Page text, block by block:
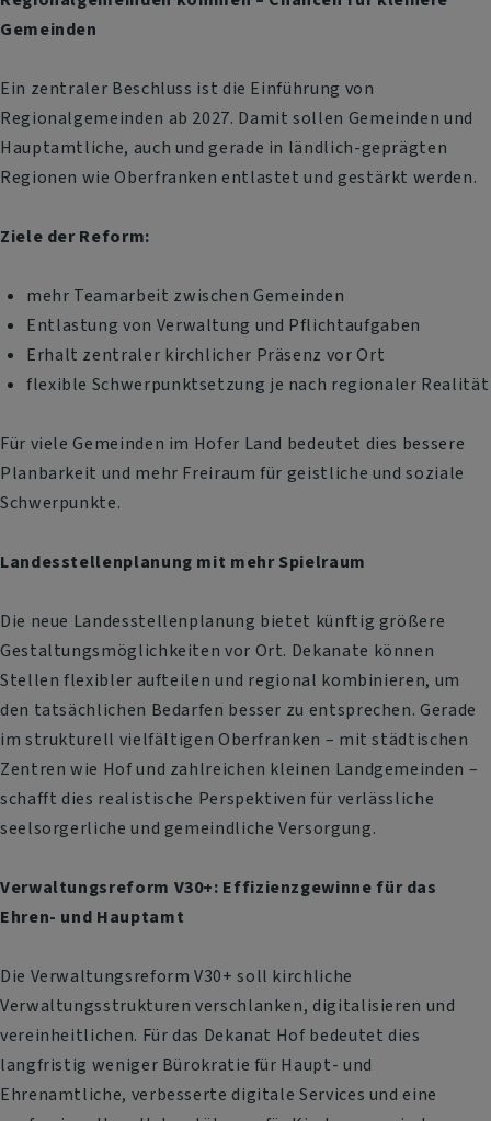
Gemeinden
Ein zentraler Beschluss ist die Einführung von
Regionalgemeinden ab 2027. Damit sollen Gemeinden und
Hauptamtliche, auch und gerade in ländlich-geprägten
Regionen wie Oberfranken entlastet und gestärkt werden.
Ziele der Reform:
mehr Teamarbeit zwischen Gemeinden
Entlastung von Verwaltung und Pflichtaufgaben
Erhalt zentraler kirchlicher Präsenz vor Ort
flexible Schwerpunktsetzung je nach regionaler Realität
Für viele Gemeinden im Hofer Land bedeutet dies bessere
Planbarkeit und mehr Freiraum für geistliche und soziale
Schwerpunkte.
Landesstellenplanung mit mehr Spielraum
Die neue Landesstellenplanung bietet künftig größere
Gestaltungsmöglichkeiten vor Ort. Dekanate können
Stellen flexibler aufteilen und regional kombinieren, um
den tatsächlichen Bedarfen besser zu entsprechen. Gerade
im strukturell vielfältigen Oberfranken – mit städtischen
Zentren wie Hof und zahlreichen kleinen Landgemeinden –
schafft dies realistische Perspektiven für verlässliche
seelsorgerliche und gemeindliche Versorgung.
Verwaltungsreform V30+: Effizienzgewinne für das
Ehren- und Hauptamt
Die Verwaltungsreform V30+ soll kirchliche
Verwaltungsstrukturen verschlanken, digitalisieren und
vereinheitlichen. Für das Dekanat Hof bedeutet dies
langfristig weniger Bürokratie für Haupt- und
Ehrenamtliche, verbesserte digitale Services und eine